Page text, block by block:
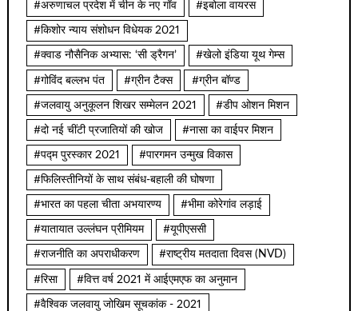
#अरुणाचल प्रदेश में चीन के नए गाँव #इबोला वायरस
#किशोर न्याय संशोधन विधेयक 2021
#क्वाड नौसैनिक अभ्यास: ‘सी ड्रैगन’ #खेलो इंडिया यूथ गेम्स
#गोविंद बल्लभ पंत #ग्रीन टैक्स #ग्रीन बॉण्ड
#जलवायु अनुकूलन शिखर सम्मेलन 2021 #डीप ओशन मिशन
#दो नई चींटी प्रजातियों की खोज #नासा का वाईपर मिशन
#पद्म पुरस्कार 2021 #पारगमन उन्मुख विकास
#फिलिस्तीनियों के साथ संबंध-बहाली की घोषणा
#भारत का पहला चीता अभयारण्य #भीमा कोरेगांव लड़ाई
#यातायात उल्लंघन प्रीमियम #यूपीएससी
#राजनीति का अपराधीकरण #राष्ट्रीय मतदाता दिवस (NVD)
#रिसा #वित्त वर्ष 2021 में आईएमएफ का अनुमान
#वैश्विक जलवायु जोखिम सूचकांक - 2021